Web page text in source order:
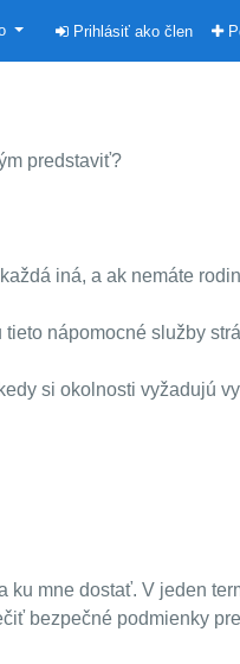
Prihlásiť ako člen
predstaviť?
iná, a ak nemáte
nápomocné služby
si okolnosti vyžadujú
ku mne dostať. V jeden
bezpečné podmienky